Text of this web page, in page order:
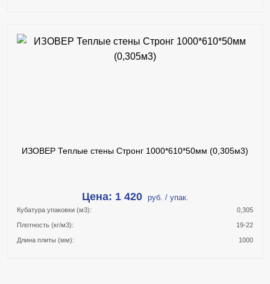
В КОРЗИНУ
ИЗОВЕР Теплые стены Стронг 1000*610*50мм (0,305м3)
Цена: 1 420 руб. / упак.
Кубатура упаковки (м3): 0,305
Плотность (кг/м3): 19-22
Длина плиты (мм): 1000